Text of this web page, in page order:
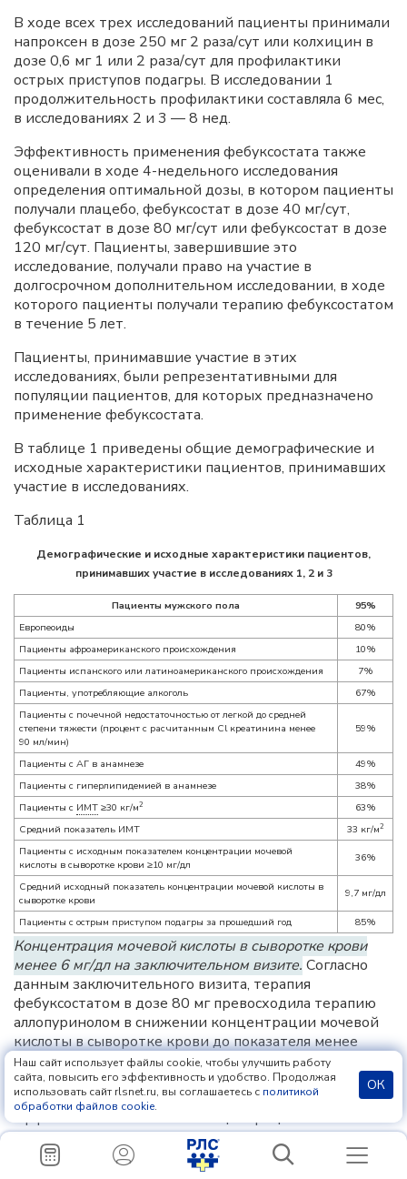
В ходе всех трех исследований пациенты принимали
напроксен в дозе 250 мг 2 раза/сут или колхицин в
дозе 0,6 мг 1 или 2 раза/сут для профилактики
острых приступов подагры. В исследовании 1
продолжительность профилактики составляла 6 мес,
в исследованиях 2 и 3 — 8 нед.
Эффективность применения фебуксостата также
оценивали в ходе 4-недельного исследования
определения оптимальной дозы, в котором пациенты
получали плацебо, фебуксостат в дозе 40 мг/сут,
фебуксостат в дозе 80 мг/сут или фебуксостат в дозе
120 мг/сут. Пациенты, завершившие это
исследование, получали право на участие в
долгосрочном дополнительном исследовании, в ходе
которого пациенты получали терапию фебуксостатом
в течение 5 лет.
Пациенты, принимавшие участие в этих
исследованиях, были репрезентативными для
популяции пациентов, для которых предназначено
применение фебуксостата.
В таблице 1 приведены общие демографические и
исходные характеристики пациентов, принимавших
участие в исследованиях.
Таблица 1
Демографические и исходные характеристики пациентов,
принимавших участие в исследованиях 1, 2 и 3
Пациенты мужского пола
95%
Европеоиды
80%
Пациенты афроамериканского происхождения
10%
Пациенты испанского или латиноамериканского происхождения
7%
Пациенты, употребляющие алкоголь
67%
Пациенты с почечной недостаточностью от легкой до средней
степени тяжести (процент с расчитанным Cl креатинина менее
90 мл/мин)
59%
Пациенты с АГ в анамнезе
49%
Пациенты с гиперлипидемией в анамнезе
38%
Пациенты с ИМТ≥30 кг/м2
63%
Средний показатель ИМТ
33 кг/м2
Пациенты с исходным показателем концентрации мочевой
кислоты в сыворотке крови ≥10 мг/дл
36%
Средний исходный показатель концентрации мочевой кислоты в
сыворотке крови
9,7 мг/дл
Пациенты с острым приступом подагры за прошедший год 85%
Концентрация мочевой кислоты в сыворотке крови
менее 6 мг/дл на заключительном визите. Согласно
данным заключительного визита, терапия
фебуксостатом в дозе 80 мг превосходила терапию
аллопуринолом в снижении концентрации мочевой
кислоты в сыворотке крови до показателя менее
6 мг/дл. По данным заключительного визита, терапия
фебуксостатом в дозе 40 мг/сут, хотя и не
превосходила терапию аллопуринолом, была
эффективна в снижении концентрации мочевой
кислоты в сыворотке крови до показателя менее
6 мг/дл (см. таблицу 2).
Наш сайт использует файлы cookie, чтобы улучшить работу
сайта, повысить его эффективность и удобство. Продолжая
использовать сайт rlsnet.ru, вы соглашаетесь с политикой
обработки файлов cookie.
ОК